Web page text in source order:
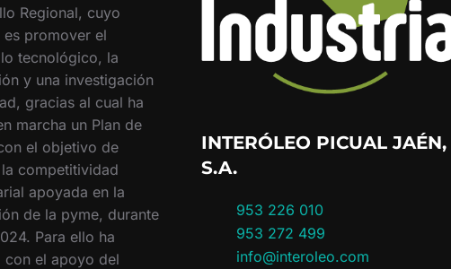
Regional, cuyo
promover el
tecnológico, la
y una investigación
gracias al cual ha
marcha un Plan de
el objetivo de
competitividad
apoyada en la
de la pyme, durante
Para ello ha
con el apoyo del
INTERÓLEO PICUAL JAÉN,
S.A.
953 226 010
953 272 499
info@interoleo.com